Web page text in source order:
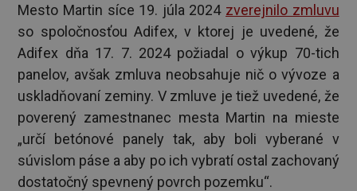
Mesto Martin síce 19. júla 2024 zverejnilo zmluvu
so spoločnosťou Adifex, v ktorej je uvedené, že
Adifex dňa 17. 7. 2024 požiadal o výkup 70-tich
panelov, avšak zmluva neobsahuje nič o vývoze a
uskladňovaní zeminy. V zmluve je tiež uvedené, že
poverený zamestnanec mesta Martin na mieste
„určí betónové panely tak, aby boli vyberané v
súvislom páse a aby po ich vybratí ostal zachovaný
dostatočný spevnený povrch pozemku“.